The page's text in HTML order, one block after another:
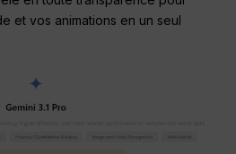
et vos animations en un seul